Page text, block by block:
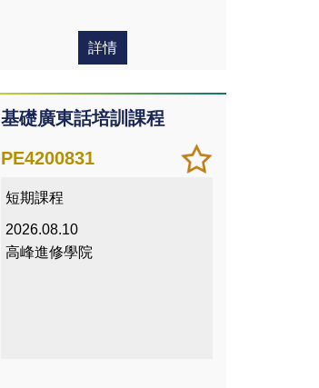
詳情
基礎廣東話培訓課程
加
入/
儲存
課程
PE4200831
短期課程
2026.08.10
高峰進修學院